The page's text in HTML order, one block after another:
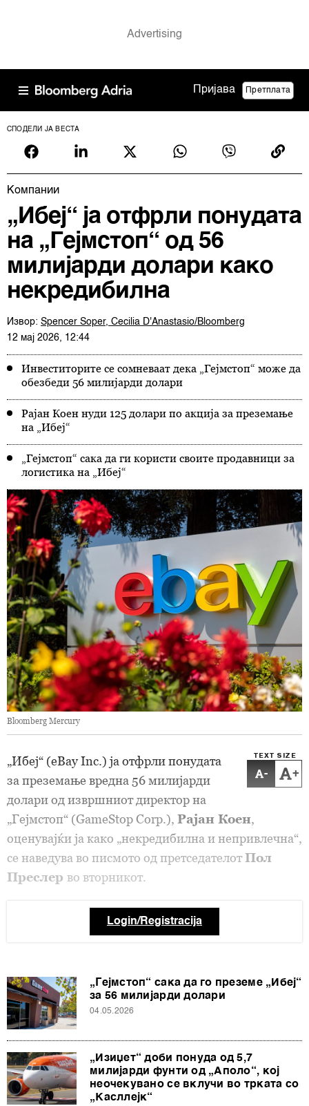
Пријава Претплата
СПОДЕЛИ ЈА ВЕСТА
Компании
„Ибеј“ ја отфрли понудата
на „Гејмстоп“ од 56
милијарди долари како
некредибилна
Извор: Spencer Soper, Cecilia D'Anastasio/Bloomberg
12 мај 2026, 12:44
Инвеститорите се сомневаат дека „Гејмстоп“ може да
обезбеди 56 милијарди долари
Рајан Коен нуди 125 долари по акција за преземање
на „Ибеј“
„Гејмстоп“ сака да ги користи своите продавници за
логистика на „Ибеј“
Bloomberg Mercury
TEXT SIZE
- +
„Ибеј“ (eBay Inc.) ја отфрли понудата
за преземање вредна 56 милијарди
долари од извршниот директор на
„Гејмстоп“ (GameStop Corp.), Рајан Коен,
оценувајќи ја како „некредибилна и непривлечна“,
се наведува во писмото од претседателотПол
Преслер во вторникот.
Login/Registracija
„Гејмстоп“ сака да го преземе „Ибеј“
за 56 милијарди долари
04.05.2026
„Изиџет“ доби понуда од 5,7
милијарди фунти од „Аполо“, кој
неочекувано се вклучи во трката со
„Касллејк“